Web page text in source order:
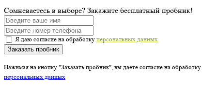
Сомневаетесь в выборе? Закажите бесплатный пробник!
Я даю согласие на обработку персональных данных
Заказать пробник
Нажимая на кнопку "Заказать пробник", вы даете согласие на обработку
персональных данных